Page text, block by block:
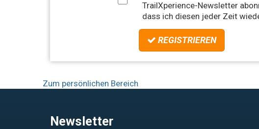
TrailXperience-Newsletter
dass ich diesen jeder Zeit
REGISTRIEREN
Zum persönlichen Bereich
Newsletter